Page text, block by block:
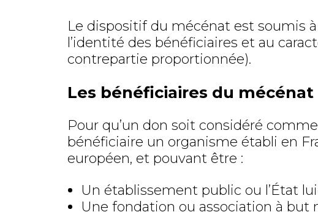
Le dispositif du mécénat est soumis
l’identité des bénéficiaires et au
contrepartie proportionnée).
Les bénéficiaires du mécénat
Pour qu’un don soit considéré
bénéficiaire un organisme établi en
européen, et pouvant être :
Un établissement public ou l’État
Une fondation ou association à but